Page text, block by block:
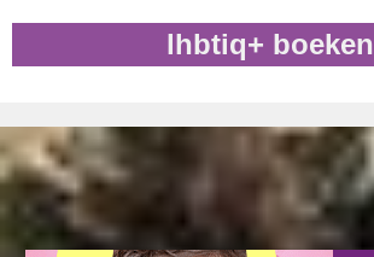
lhbtiq+ boeken